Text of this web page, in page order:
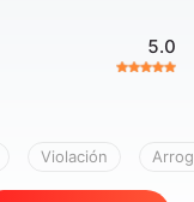
5.0
Violación